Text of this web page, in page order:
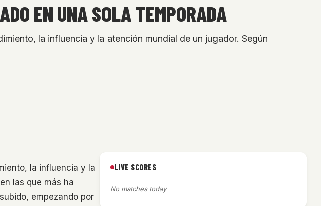
EN UNA SOLA TEMPORADA
la influencia y la atención mundial de un jugador. Según
la influencia y la
las que más ha
empezando por
LIVE SCORES
No matches today